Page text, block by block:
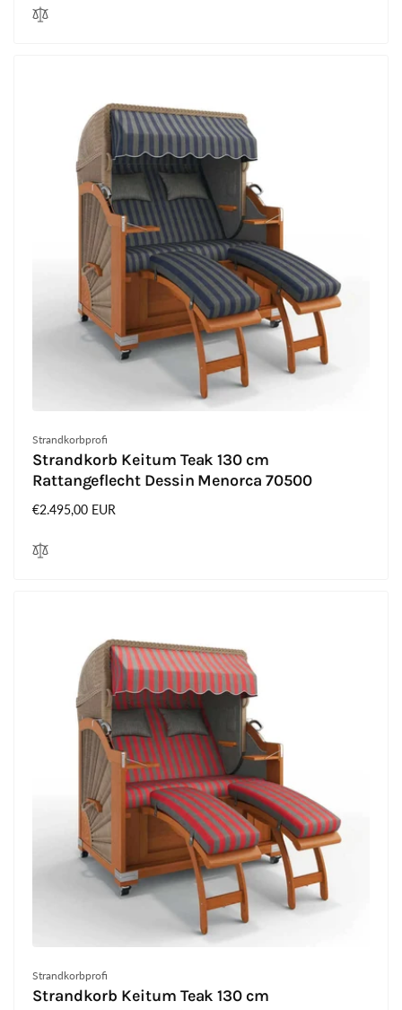
Anbieter:
Strandkorbprofi
Strandkorb Keitum Teak 130 cm
Rattangeflecht Dessin Menorca 70500
Normaler
€2.495,00 EUR
Anbieter:
Strandkorbprofi
Strandkorb Keitum Teak 130 cm